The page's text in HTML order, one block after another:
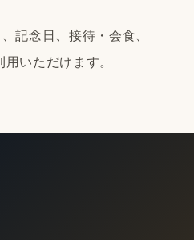
記念日、接待・会食、
いただけます。